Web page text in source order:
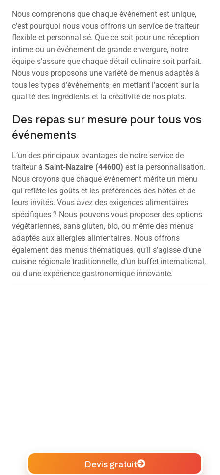
Nous comprenons que chaque événement est unique,
c’est pourquoi nous vous offrons un service de traiteur
flexible et personnalisé. Que ce soit pour une réception
intime ou un événement de grande envergure, notre
équipe s’assure que chaque détail culinaire soit parfait.
Nous vous proposons une variété de menus adaptés à
tous les types d’événements, en mettant l’accent sur la
qualité des ingrédients et la créativité de nos plats.
Des repas sur mesure pour tous vos
événements
L’un des principaux avantages de notre service de
traiteur à Saint-Nazaire (44600) est la personnalisation.
Nous croyons que chaque événement mérite un menu
qui reflète les goûts et les préférences des hôtes et de
leurs invités. Vous avez des exigences alimentaires
spécifiques ? Nous pouvons vous proposer des options
végétariennes, sans gluten, bio, ou même des menus
adaptés aux allergies alimentaires. Nous offrons
également des menus thématiques, qu’il s’agisse d’une
cuisine régionale traditionnelle, d’un buffet international,
ou d’une expérience gastronomique innovante.
Devis gratuit